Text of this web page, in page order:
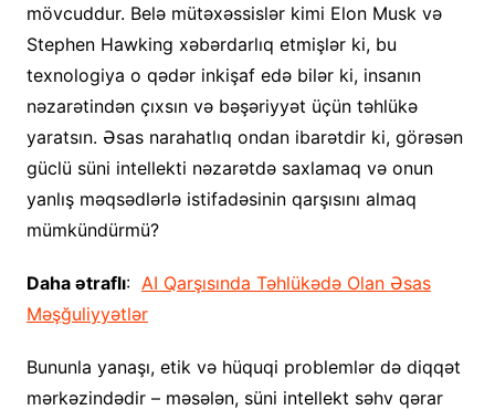
mövcuddur. Belə mütəxəssislər kimi Elon Musk və
Stephen Hawking xəbərdarlıq etmişlər ki, bu
texnologiya o qədər inkişaf edə bilər ki, insanın
nəzarətindən çıxsın və bəşəriyyət üçün təhlükə
yaratsın. Əsas narahatlıq ondan ibarətdir ki, görəsən
güclü süni intellekti nəzarətdə saxlamaq və onun
yanlış məqsədlərlə istifadəsinin qarşısını almaq
mümkündürmü?
Daha ətraflı: AI Qarşısında Təhlükədə Olan Əsas
Məşğuliyyətlər
Bununla yanaşı, etik və hüquqi problemlər də diqqət
mərkəzindədir – məsələn, süni intellekt səhv qərar